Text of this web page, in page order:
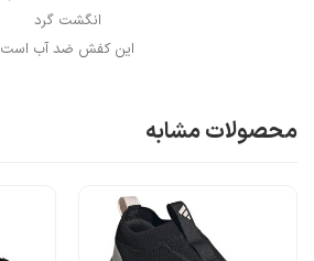
انگشت گرد
این کفش ضد آب است
محصولات مشابه